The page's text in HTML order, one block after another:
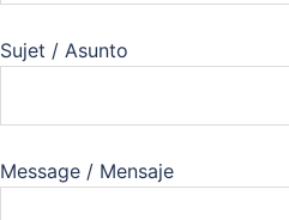
Sujet / Asunto
Message / Mensaje